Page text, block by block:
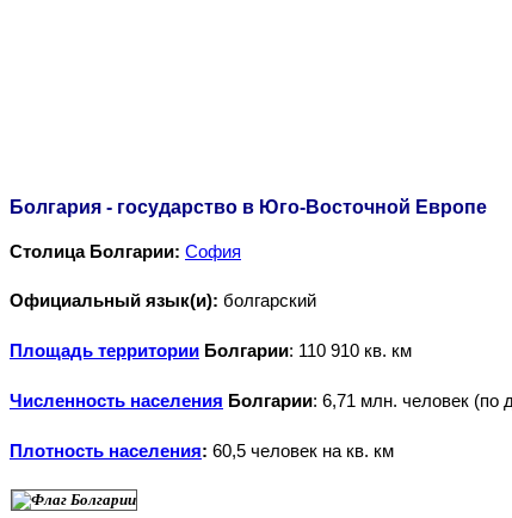
Болгария - государство в Юго-Восточной Европе
Столица Болгарии: София
Официальный язык(и): болгарский
Площадь территории Болгарии: 110 910 кв. км
Численность населения Болгарии: 6,71 млн. человек (по
Плотность населения: 60,5 человек на кв. км